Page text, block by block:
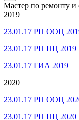
Мастер по ремонту
2019
23.01.17 РП ООЦ
23.01.17 РП ПЦ 2019
23.01.17 ГИА 2019
2020
23.01.17 РП ООЦ
23.01.17 РП ПЦ 2020